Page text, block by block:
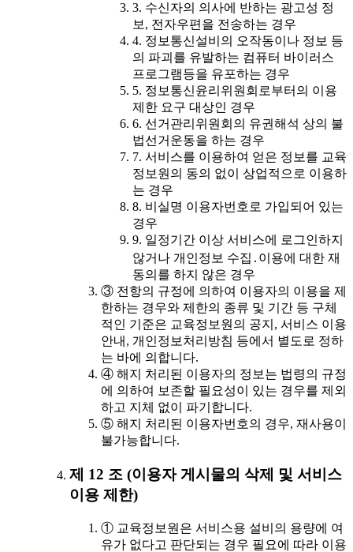
3. 수신자의 의사에 반하는 광고성 정
보, 전자우편을 전송하는 경우
4. 정보통신설비의 오작동이나 정보 등
의 파괴를 유발하는 컴퓨터 바이러스
프로그램등을 유포하는 경우
5. 정보통신윤리위원회로부터의 이용
제한 요구 대상인 경우
6. 선거관리위원회의 유권해석 상의 불
법선거운동을 하는 경우
7. 서비스를 이용하여 얻은 정보를 교육
정보원의 동의 없이 상업적으로 이용하
는 경우
8. 비실명 이용자번호로 가입되어 있는
경우
9. 일정기간 이상 서비스에 로그인하지
않거나 개인정보 수집․이용에 대한 재
동의를 하지 않은 경우
③ 전항의 규정에 의하여 이용자의 이용을 제
한하는 경우와 제한의 종류 및 기간 등 구체
적인 기준은 교육정보원의 공지, 서비스 이용
안내, 개인정보처리방침 등에서 별도로 정하
는 바에 의합니다.
④ 해지 처리된 이용자의 정보는 법령의 규정
에 의하여 보존할 필요성이 있는 경우를 제외
하고 지체 없이 파기합니다.
⑤ 해지 처리된 이용자번호의 경우, 재사용이
불가능합니다.
제 12 조 (이용자 게시물의 삭제 및 서비스
이용 제한)
① 교육정보원은 서비스용 설비의 용량에 여
유가 없다고 판단되는 경우 필요에 따라 이용